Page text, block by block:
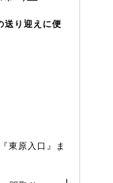
送り迎えに便
東原入口』ま